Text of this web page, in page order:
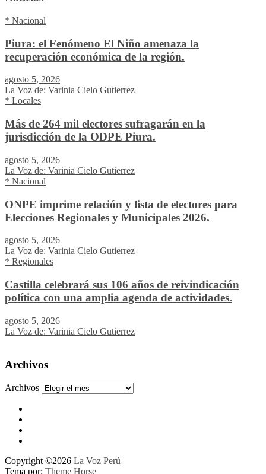
* Nacional
Piura: el Fenómeno El Niño amenaza la
recuperación económica de la región.
agosto 5, 2026
La Voz de: Varinia Cielo Gutierrez
* Locales
Más de 264 mil electores sufragarán en la
jurisdicción de la ODPE Piura.
agosto 5, 2026
La Voz de: Varinia Cielo Gutierrez
* Nacional
ONPE imprime relación y lista de electores para
Elecciones Regionales y Municipales 2026.
agosto 5, 2026
La Voz de: Varinia Cielo Gutierrez
* Regionales
Castilla celebrará sus 106 años de reivindicación
política con una amplia agenda de actividades.
agosto 5, 2026
La Voz de: Varinia Cielo Gutierrez
Archivos
Archivos
Copyright ©2026 La Voz Perú
Tema por: Theme Horse